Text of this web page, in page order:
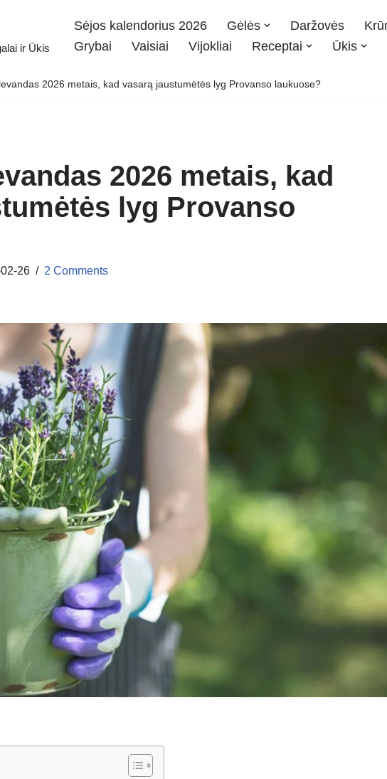
ir Ūkis
Sėjos kalendorius 2026 Gėlės Daržovės
Grybai
Vaisiai Vijokliai Receptai Ūkis
2026 metais, kad vasarą jaustumėtės lyg Provanso laukuose?
2026 metais, kad
lyg Provanso
26 2 Comments